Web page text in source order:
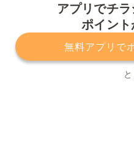
アプリでチ
ポイント
無料アプリで
プライバシーポリシー
サービスに関してのお問い